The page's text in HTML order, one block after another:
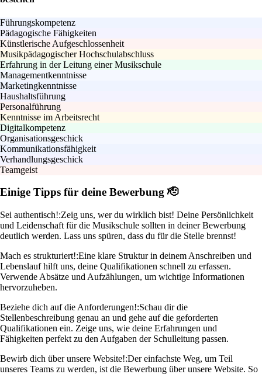
Führungskompetenz
Pädagogische Fähigkeiten
Künstlerische Aufgeschlossenheit
Musikpädagogischer Hochschulabschluss
Erfahrung in der Leitung einer Musikschule
Managementkenntnisse
Marketingkenntnisse
Haushaltsführung
Personalführung
Kenntnisse im Arbeitsrecht
Digitalkompetenz
Organisationsgeschick
Kommunikationsfähigkeit
Verhandlungsgeschick
Teamgeist
Einige Tipps für deine Bewerbung 🫡
Sei authentisch!:Zeig uns, wer du wirklich bist! Deine Persönlichkeit
und Leidenschaft für die Musikschule sollten in deiner Bewerbung
deutlich werden. Lass uns spüren, dass du für die Stelle brennst!
Mach es strukturiert!:Eine klare Struktur in deinem Anschreiben und
Lebenslauf hilft uns, deine Qualifikationen schnell zu erfassen.
Verwende Absätze und Aufzählungen, um wichtige Informationen
hervorzuheben.
Beziehe dich auf die Anforderungen!:Schau dir die
Stellenbeschreibung genau an und gehe auf die geforderten
Qualifikationen ein. Zeige uns, wie deine Erfahrungen und
Fähigkeiten perfekt zu den Aufgaben der Schulleitung passen.
Bewirb dich über unsere Website!:Der einfachste Weg, um Teil
unseres Teams zu werden, ist die Bewerbung über unsere Website. So